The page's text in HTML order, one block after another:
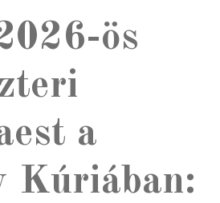
ös
a
Kúriában: